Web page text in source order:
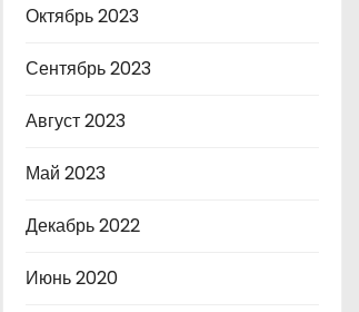
Октябрь 2023
Сентябрь 2023
Август 2023
Май 2023
Декабрь 2022
Июнь 2020